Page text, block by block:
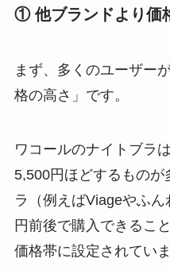
① 他ブランドより価
まず、多くのユーザー
格の高さ」です。
ワコールのナイトブラ
5,500円ほどするもの
ラ（例えばViageやふ
円前後で購入できるこ
価格帯に設定されていま